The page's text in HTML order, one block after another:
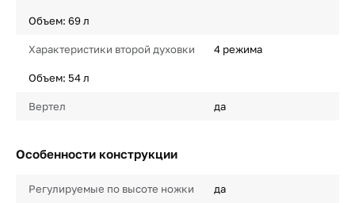
Объем: 69 л
Характеристики второй духовки 4 режима
Объем: 54 л
Вертел да
Особенности конструкции
Регулируемые по высоте ножки да